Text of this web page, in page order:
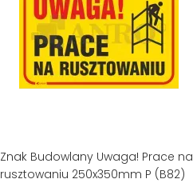
Znak Budowlany Uwaga! Prace na
rusztowaniu 250x350mm P (B82)